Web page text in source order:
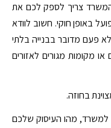
צריך לספק לכם את
באופן חוקי. חשוב לוודא
פעם מדובר בבנייה בלתי
מקומות מגורים לאזורים
בחוזה.
למשרד, מהו העיסוק שלכם